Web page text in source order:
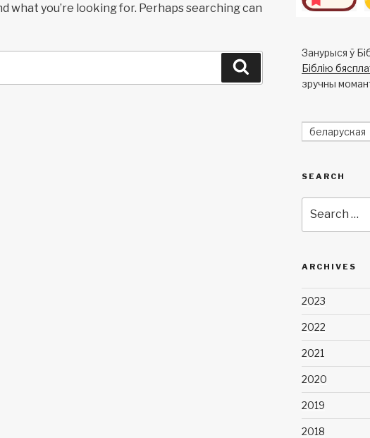
what you’re looking for. Perhaps searching can
Занурыся ў
Біблію
зручны
беларуская
SEARCH
for:
ARCHIVES
2023
2022
2021
2020
2019
2018